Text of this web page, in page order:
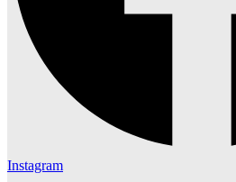
Instagram